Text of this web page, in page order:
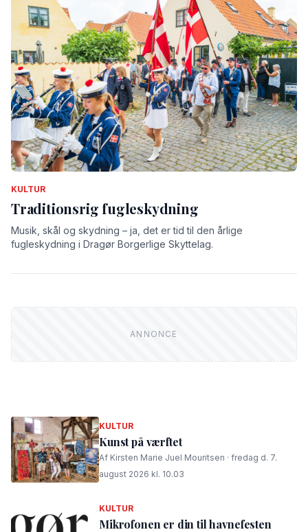
KULTUR
Traditionsrig fugleskydning
Musik, skål og skydning – ja, det er tid til den årlige
fugleskydning i Dragør Borgerlige Skyttelag.
KULTUR
Kunst på værftet
Af Kirsten Marie Juel Mouritsen · fredag d. 7.
august 2026 kl. 10.03
KULTUR
Mikrofonen er din til havnefesten